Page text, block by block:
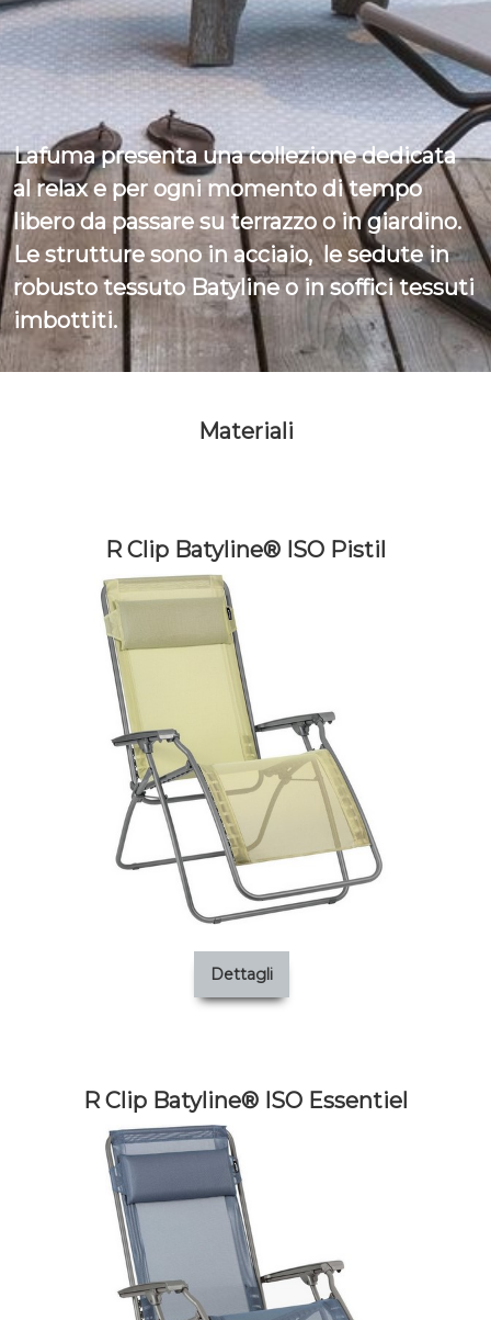
Lafuma presenta una collezione dedicata
al relax e per ogni momento di tempo
libero da passare su terrazzo o in giardino.
Le strutture sono in acciaio, le sedute in
robusto tessuto Batyline o in soffici tessuti
imbottiti.
Materiali
R Clip Batyline® ISO Pistil
Dettagli
R Clip Batyline® ISO Essentiel